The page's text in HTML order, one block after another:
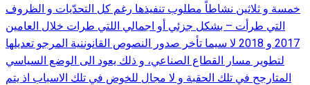
خمسة و ثلاثين نشاطاً مطلوب تنفيذها رغم كل التحدّيات و الظروف
التي طرأت – بشكل جزئي أو اجمالي اللتي طرات خلال العامين
2017 و 2018 لا سيما تأخر صدور النصوص القانوننية المرجو تعديلها
لتطوير مسار القطاع الصناعي، و ذلك يعود الى الوضع السياسي
المتارجح في تلك الحقبة و لا مجال للخوض في تلك الاسباب اذ يتم